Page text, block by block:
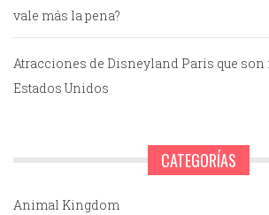
vale más la pena?
Atracciones de Disneyland Paris que son
Estados Unidos
CATEGORÍAS
Animal Kingdom